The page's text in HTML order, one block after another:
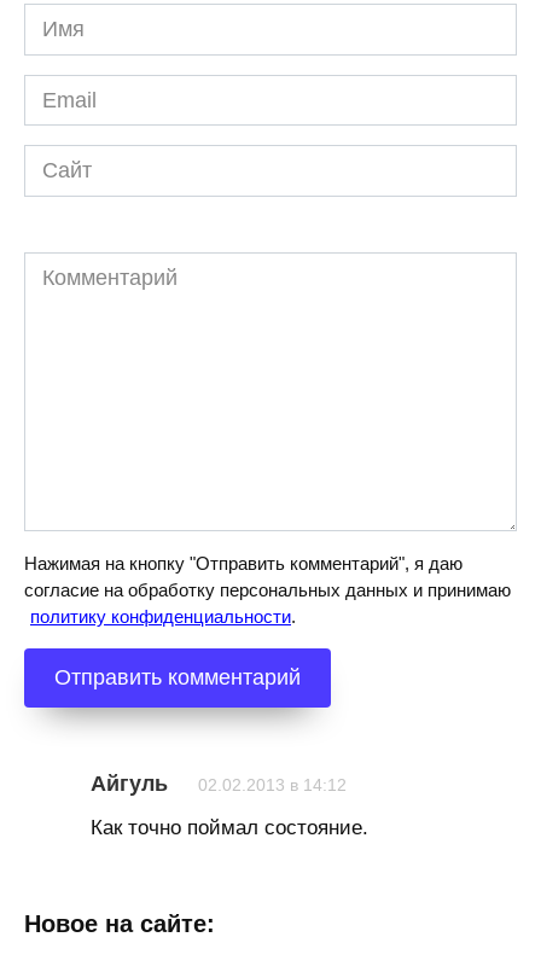
Имя
*
Email
*
Сайт
Комментарий
Нажимая на кнопку "Отправить комментарий", я даю
согласие на обработку персональных данных и принимаю
политику конфиденциальности.
Айгуль 02.02.2013 в 14:12
Как точно поймал состояние.
Новое на сайте: